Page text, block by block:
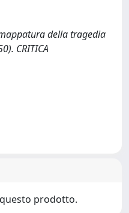
della tragedia
CRITICA
prodotto.